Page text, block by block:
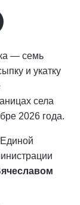
— семь
и укатку
села
2026 года.